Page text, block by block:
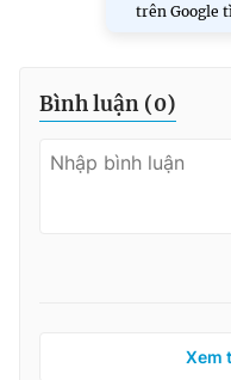
trên Google
Bình luận (0)
Xem